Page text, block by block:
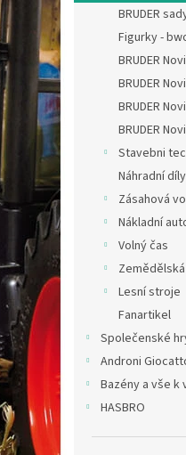
n
BRUDER
Figurky -
BRUDER
BRUDER
BRUDER
BRUDER
Stavebni
Náhradní
Zásahová
Nákladní
Volný čas
Lesní stroje
Fanartikel
Společenské
Androni
Bazény a vše k
HASBRO